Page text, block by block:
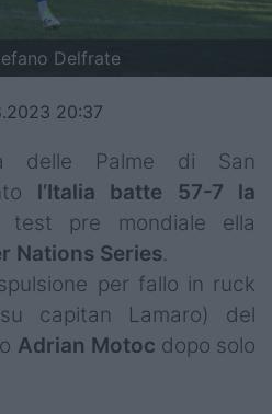
Delfrate
20:37
delle Palme di San
l’Italia batte 57-7 la
pre mondiale ella
Nations Series.
per fallo in ruck
capitan Lamaro) del
Adrian Motoc dopo solo